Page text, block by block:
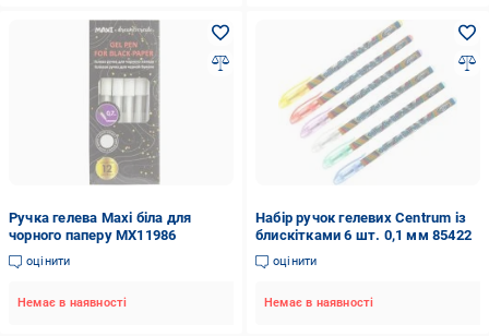
Ручка гелева Maxi біла для
чорного паперу MX11986
оцінити
Немає в наявності
Набір ручок гелевих Centrum із
блискітками 6 шт. 0,1 мм 85422
оцінити
Немає в наявності